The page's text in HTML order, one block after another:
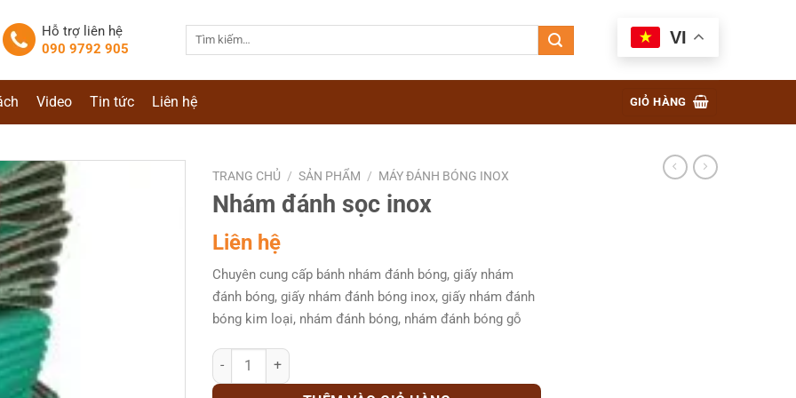
Hỗ trợ liên hệ
090 9792 905
VI
Video Tin tức Liên hệ GIỎ HÀNG
TRANG CHỦ / SẢN PHẨM / MÁY ĐÁNH BÓNG INOX
Nhám đánh sọc inox
Liên hệ
Chuyên cung cấp bánh nhám đánh bóng, giấy nhám
đánh bóng, giấy nhám đánh bóng inox, giấy nhám đánh
bóng kim loại, nhám đánh bóng, nhám đánh bóng gỗ
Nhám đánh sọc inox số lượng